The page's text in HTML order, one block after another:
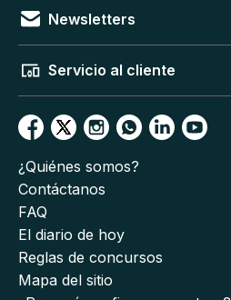
Newsletters
Servicio al cliente
¿Quiénes somos?
Contáctanos
FAQ
El diario de hoy
Reglas de concursos
Mapa del sitio